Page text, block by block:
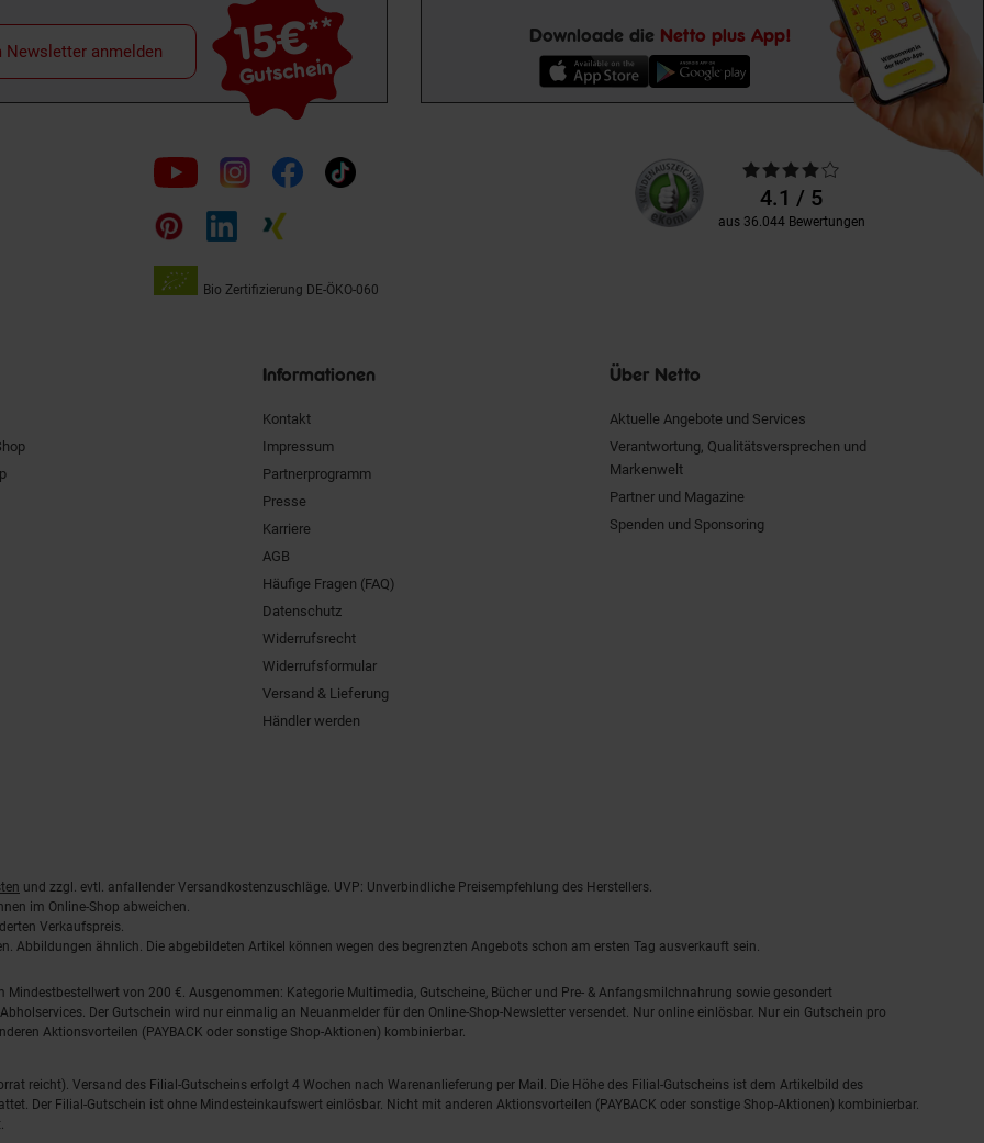
15€**
Gutschein
Newsletter anmelden
Downloade die Netto plus App!
Folge
uns
auf
Bio Zertifizierung DE-ÖKO-060
Unsere
Kundenbewertungen
Durchschnittliche
Bewertungen4.1 / 5
aus 36.044 Bewertungen
Informationen
Kontakt
Impressum
Partnerprogramm
Presse
Karriere
AGB
Häufige Fragen (FAQ)
Datenschutz
Widerrufsrecht
Widerrufsformular
Versand & Lieferung
Händler werden
Über Netto
Aktuelle Angebote und Services
Verantwortung, Qualitätsversprechen und
Markenwelt
Partner und Magazine
Spenden und Sponsoring
und zzgl. evtl. anfallender Versandkostenzuschläge. UVP: Unverbindliche Preisempfehlung des Herstellers.
im Online-Shop abweichen.
Verkaufspreis.
Abbildungen ähnlich. Die abgebildeten Artikel können wegen des begrenzten Angebots schon am ersten Tag ausverkauft sein.
von 200 €. Ausgenommen: Kategorie Multimedia, Gutscheine, Bücher und Pre- & Anfangsmilchnahrung sowie gesondert
Der Gutschein wird nur einmalig an Neuanmelder für den Online-Shop-Newsletter versendet. Nur online einlösbar. Nur ein Gutschein pro
Aktionsvorteilen (PAYBACK oder sonstige Shop-Aktionen) kombinierbar.
reicht). Versand des Filial-Gutscheins erfolgt 4 Wochen nach Warenanlieferung per Mail. Die Höhe des Filial-Gutscheins ist dem Artikelbild des
Der Filial-Gutschein ist ohne Mindesteinkaufswert einlösbar. Nicht mit anderen Aktionsvorteilen (PAYBACK oder sonstige Shop-Aktionen) kombinierbar.